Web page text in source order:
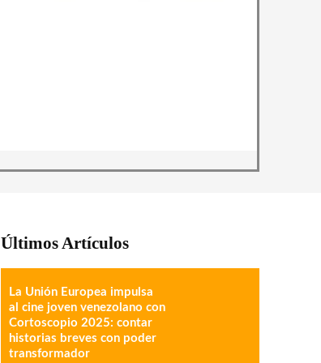
Últimos Artículos
La Unión Europea impulsa
al cine joven venezolano con
Cortoscopio 2025: contar
historias breves con poder
transformador